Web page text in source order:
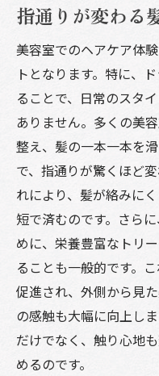
指通りが変わる
美容室でのヘアケア体
トとなります。特に、
ることで、日常のスタ
ありません。多くの美
整え、髪の一本一本を
で、指通りが驚くほど
れにより、髪が絡みに
短で済むのです。さら
めに、栄養豊富なトリ
ることも一般的です。
促進され、外側から見
の感触も大幅に向上し
だけでなく、触り心地
めるのです。